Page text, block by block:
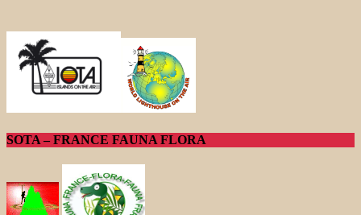
SOTA – FRANCE FAUNA FLORA